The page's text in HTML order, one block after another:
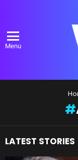
Menu
LATEST STORIES